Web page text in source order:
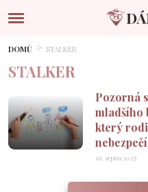
DOMŮ STALKER
STALKER
Pozorná
mladšího
který
nebezpečí
16. srpna 2025